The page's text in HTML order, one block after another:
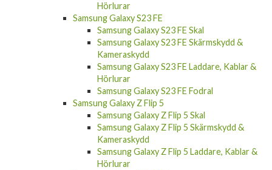
Hörlurar
Samsung Galaxy S23 FE
Samsung Galaxy S23 FE Skal
Samsung Galaxy S23 FE Skärmskydd &
Kameraskydd
Samsung Galaxy S23 FE Laddare, Kablar &
Hörlurar
Samsung Galaxy S23 FE Fodral
Samsung Galaxy Z Flip 5
Samsung Galaxy Z Flip 5 Skal
Samsung Galaxy Z Flip 5 Skärmskydd &
Kameraskydd
Samsung Galaxy Z Flip 5 Laddare, Kablar &
Hörlurar